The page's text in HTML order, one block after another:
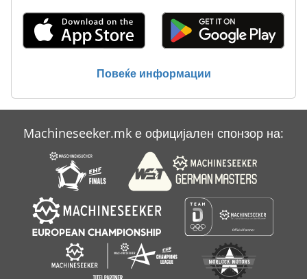
Машина За Обработка На Лим
Повеќе информации
Machineseeker.mk е официјален спонзор на: